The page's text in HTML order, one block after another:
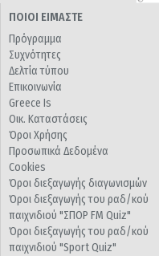
ΠΟΙΟΙ ΕΙΜΑΣΤΕ
Πρόγραμμα
Συχνότητες
Δελτία τύπου
Επικοινωνία
Greece Is
Οικ. Καταστάσεις
Όροι Χρήσης
Προσωπικά Δεδομένα
Cookies
Όροι διεξαγωγής διαγωνισμών
Όροι διεξαγωγής του ραδ/κού
παιχνιδιού "ΣΠΟΡ FM Quiz"
Όροι διεξαγωγής του ραδ/κού
παιχνιδιού "Sport Quiz"